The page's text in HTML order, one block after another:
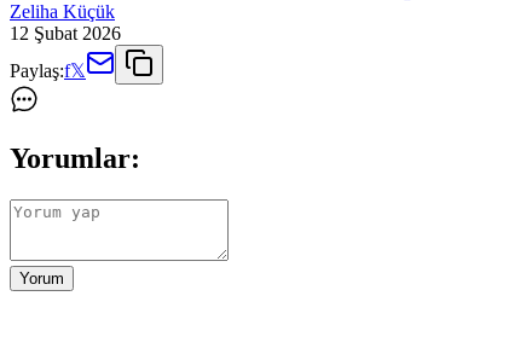
Zeliha Küçük
12 Şubat 2026
Paylaş:f𝕏
Yorumlar:
Yorum